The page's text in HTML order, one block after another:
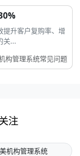
提升客户复购率、增
关...
构管理系统常见问题
注
机构管理系统